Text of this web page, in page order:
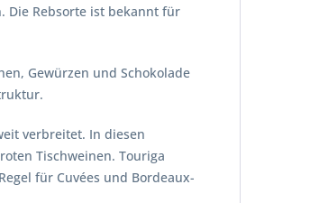
Die Rebsorte ist bekannt für
Gewürzen und Schokolade
verbreitet. In diesen
Tischweinen. Touriga
für Cuvées und Bordeaux-